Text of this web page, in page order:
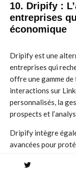
10. Dripify :
entreprises
économique
Dripify est une
entreprises qui
offre une gamme
interactions sur
personnalisés, la
prospects et
Dripify intègre
avancées pour
de vente et de